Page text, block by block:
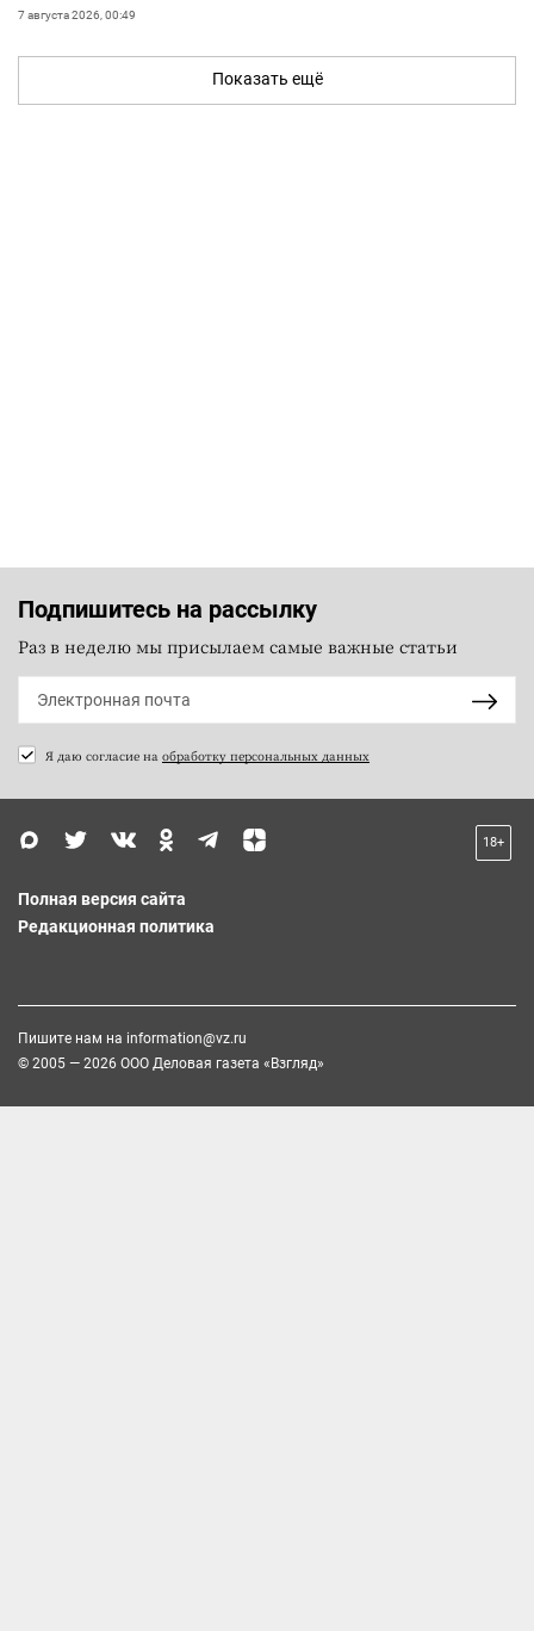
7 августа 2026, 00:49
Показать ещё
Подпишитесь на рассылку
Раз в неделю мы присылаем самые важные статьи
Я даю согласие на обработку персональных данных
18+
Полная версия сайта
Редакционная политика
Пишите нам на information@vz.ru
© 2005 — 2026 ООО Деловая газета «Взгляд»